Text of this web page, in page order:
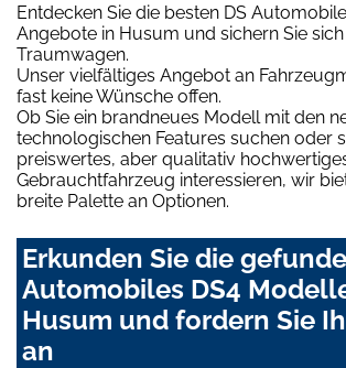
Entdecken Sie die besten DS
Angebote in Husum und sichern Sie
Traumwagen.
Unser vielfältiges Angebot an
fast keine Wünsche offen.
Ob Sie ein brandneues Modell mit den
technologischen Features suchen oder
preiswertes, aber qualitativ
Gebrauchtfahrzeug interessieren, wir
breite Palette an Optionen.
Erkunden Sie die
Automobiles DS4
Husum und fordern Sie
an